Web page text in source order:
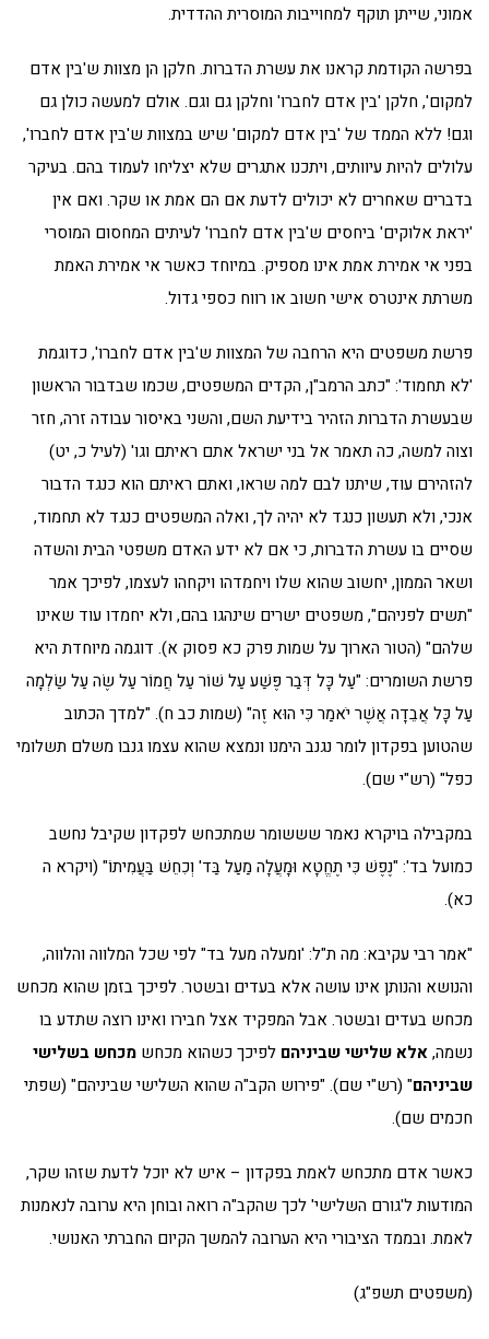
אמוני, שייתן תוקף למחוייבות המוסרית ההדדית.
בפרשה הקודמת קראנו את עשרת הדברות. חלקן הן מצוות ש'בין אדם
למקום', חלקן 'בין אדם לחברו' וחלקן גם וגם. אולם למעשה כולן גם
וגם! ללא הממד של 'בין אדם למקום' שיש במצוות ש'בין אדם לחברו',
עלולים להיות עיוותים, ויתכנו אתגרים שלא יצליחו לעמוד בהם. בעיקר
בדברים שאחרים לא יכולים לדעת אם הם אמת או שקר. ואם אין
'יראת אלוקים' ביחסים ש'בין אדם לחברו' לעיתים המחסום המוסרי
בפני אי אמירת אמת אינו מספיק. במיוחד כאשר אי אמירת האמת
משרתת אינטרס אישי חשוב או רווח כספי גדול.
פרשת משפטים היא הרחבה של המצוות ש'בין אדם לחברו', כדוגמת
'לא תחמוד': "כתב הרמב"ן, הקדים המשפטים, שכמו שבדבור הראשון
שבעשרת הדברות הזהיר בידיעת השם, והשני באיסור עבודה זרה, חזר
וצוה למשה, כה תאמר אל בני ישראל אתם ראיתם וגו' (לעיל כ, יט)
להזהירם עוד, שיתנו לבם למה שראו, ואתם ראיתם הוא כנגד הדבור
אנכי, ולא תעשון כנגד לא יהיה לך, ואלה המשפטים כנגד לא תחמוד,
שסיים בו עשרת הדברות, כי אם לא ידע האדם משפטי הבית והשדה
ושאר הממון, יחשוב שהוא שלו ויחמדהו ויקחהו לעצמו, לפיכך אמר
"תשים לפניהם", משפטים ישרים שינהגו בהם, ולא יחמדו עוד שאינו
שלהם" (הטור הארוך על שמות פרק כא פסוק א). דוגמה מיוחדת היא
פרשת השומרים: "עַל כָּל דְּבַר פֶּשַׁע עַל שׁוֹר עַל חֲמוֹר עַל שֶׂה עַל שַׂלְמָה
עַל כָּל אֲבֵדָה אֲשֶׁר יֹאמַר כִּי הוּא זֶה" (שמות כב ח). "למדך הכתוב
שהטוען בפקדון לומר נגנב הימנו ונמצא שהוא עצמו גנבו משלם תשלומי
כפל" (רש"י שם).
במקבילה בויקרא נאמר שששומר שמתכחש לפקדון שקיבל נחשב
כמועל בד': "נֶפֶשׁ כִּי תֶחֱטָא וּמָעֲלָה מַעַל בַּד' וְכִחֵשׁ בַּעֲמִיתוֹ" (ויקרא ה
כא).
"אמר רבי עקיבא: מה ת"ל: 'ומעלה מעל בד" לפי שכל המלווה והלווה,
והנושא והנותן אינו עושה אלא בעדים ובשטר. לפיכך בזמן שהוא מכחש
מכחש בעדים ובשטר. אבל המפקיד אצל חבירו ואינו רוצה שתדע בו
נשמה,אלא שלישי שביניהם לפיכך כשהוא מכחש מכחש בשלישי
שביניהם" (רש"י שם). "פירוש הקב"ה שהוא השלישי שביניהם" (שפתי
חכמים שם).
כאשר אדם מתכחש לאמת בפקדון – איש לא יוכל לדעת שזהו שקר,
המודעות ל'גורם השלישי' לכך שהקב"ה רואה ובוחן היא ערובה לנאמנות
לאמת. ובממד הציבורי היא הערובה להמשך הקיום החברתי האנושי.
(משפטים תשפ"ג)